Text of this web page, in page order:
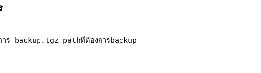
backup.tgz pathที่ต้องการbackup